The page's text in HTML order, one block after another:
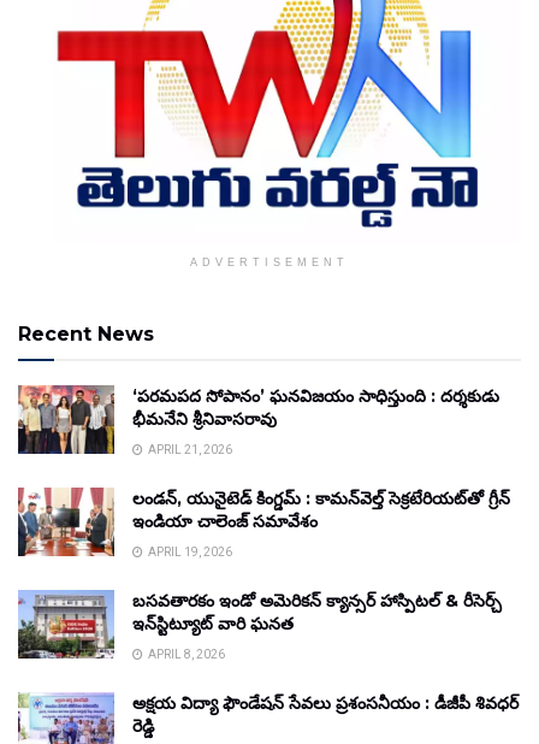
ADVERTISEMENT
Recent News
‘పరమపద సోపానం’ ఘనవిజయం సాధిస్తుంది : దర్శకుడు
భీమనేని శ్రీనివాసరావు
APRIL 21, 2026
లండన్, యునైటెడ్ కింగ్డమ్ : కామన్‌వెల్త్ సెక్రటేరియట్‌తో గ్రీన్
ఇండియా చాలెంజ్ సమావేశం
APRIL 19, 2026
బసవతారకం ఇండో అమెరికన్ క్యాన్సర్ హాస్పిటల్ & రీసెర్చ్
ఇన్‌స్టిట్యూట్ వారి ఘనత
APRIL 8, 2026
అక్షయ విద్యా ఫౌండేషన్ సేవలు ప్రశంసనీయం : డీజీపీ శివధర్
రెడ్డి